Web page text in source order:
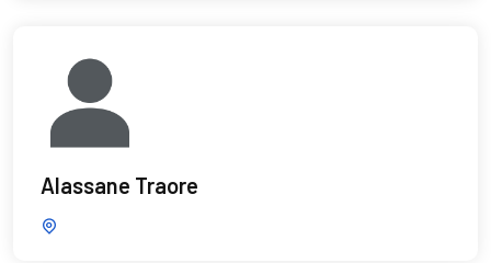
Alassane Traore